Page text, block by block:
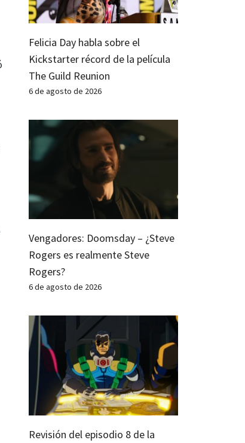
Felicia Day habla sobre el
Kickstarter récord de la película
The Guild Reunion
6 de agosto de 2026
Vengadores: Doomsday – ¿Steve
Rogers es realmente Steve
Rogers?
6 de agosto de 2026
Revisión del episodio 8 de la